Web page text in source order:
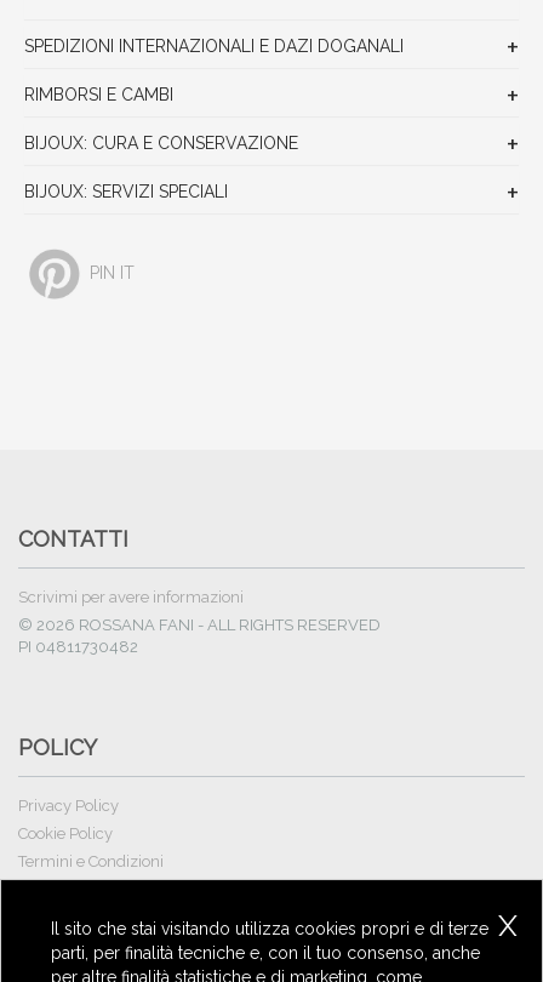
X
Il sito che stai visitando utilizza cookies propri e di terze
parti, per finalità tecniche e, con il tuo consenso, anche
per altre finalità statistiche e di marketing, come
SPEDIZIONI INTERNAZIONALI E DAZI DOGANALI
RIMBORSI E CAMBI
BIJOUX: CURA E CONSERVAZIONE
BIJOUX: SERVIZI SPECIALI
PIN IT
CONTATTI
Scrivimi per avere informazioni
© 2026 ROSSANA FANI - ALL RIGHTS RESERVED
PI 04811730482
POLICY
Privacy Policy
Cookie Policy
Termini e Condizioni